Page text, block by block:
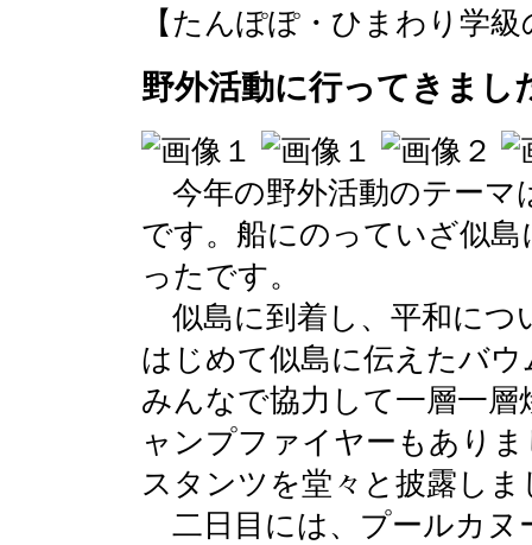
【たんぽぽ・ひまわり学級
野外活動に行ってきまし
今年の野外活動のテー
です。船にのっていざ似
ったです。
似島に到着し、平和につ
はじめて似島に伝えたバ
みんなで協力して一層一
ャンプファイヤーもあり
スタンツを堂々と披露しま
二日目には、プールカヌ